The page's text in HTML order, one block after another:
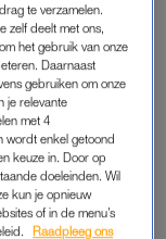
in
2000 mensen die
onder meer zal
en de nog
ervaart bijna de
te verzamelen.
zelf deelt met ons,
het gebruik van onze
Daarnaast
gebruiken om onze
je relevante
met 4
wordt enkel getoond
keuze in. Door op
doeleinden. Wil
kun je opnieuw
of in de menu’s
Raadpleeg ons